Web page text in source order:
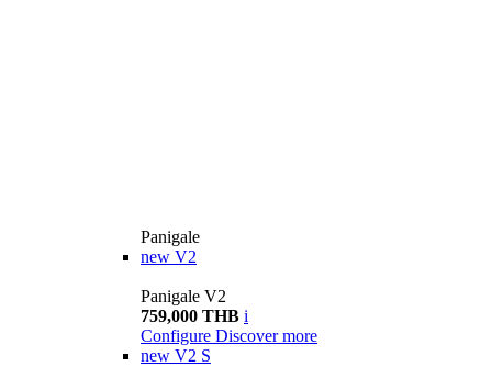
Panigale
new V2
Panigale V2
759,000 THB i
Configure Discover more
new V2 S